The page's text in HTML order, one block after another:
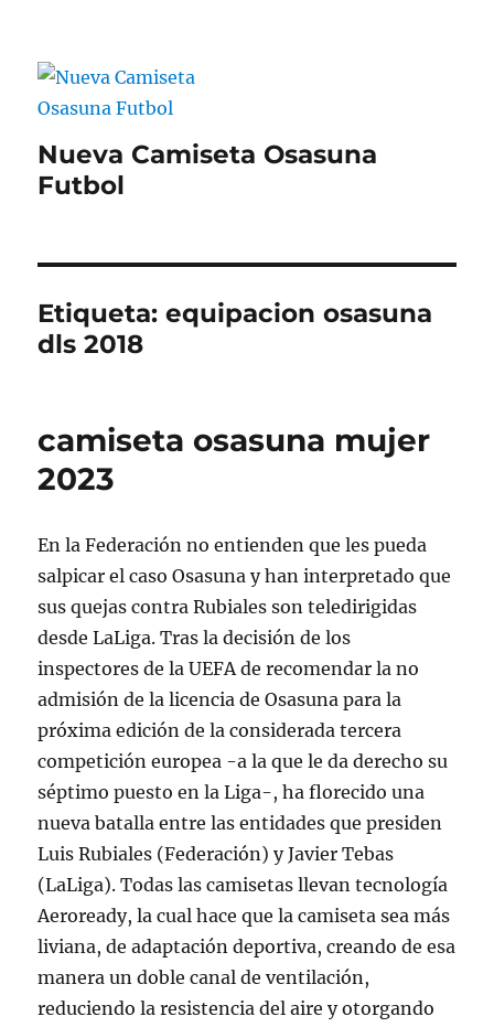
Nueva Camiseta Osasuna
Futbol
Etiqueta:equipacion osasuna
dls 2018
camiseta osasuna mujer
2023
En la Federación no entienden que les pueda
salpicar el caso Osasuna y han interpretado que
sus quejas contra Rubiales son teledirigidas
desde LaLiga. Tras la decisión de los
inspectores de la UEFA de recomendar la no
admisión de la licencia de Osasuna para la
próxima edición de la considerada tercera
competición europea -a la que le da derecho su
séptimo puesto en la Liga-, ha florecido una
nueva batalla entre las entidades que presiden
Luis Rubiales (Federación) y Javier Tebas
(LaLiga). Todas las camisetas llevan tecnología
Aeroready, la cual hace que la camiseta sea más
liviana, de adaptación deportiva, creando de esa
manera un doble canal de ventilación,
reduciendo la resistencia del aire y otorgando